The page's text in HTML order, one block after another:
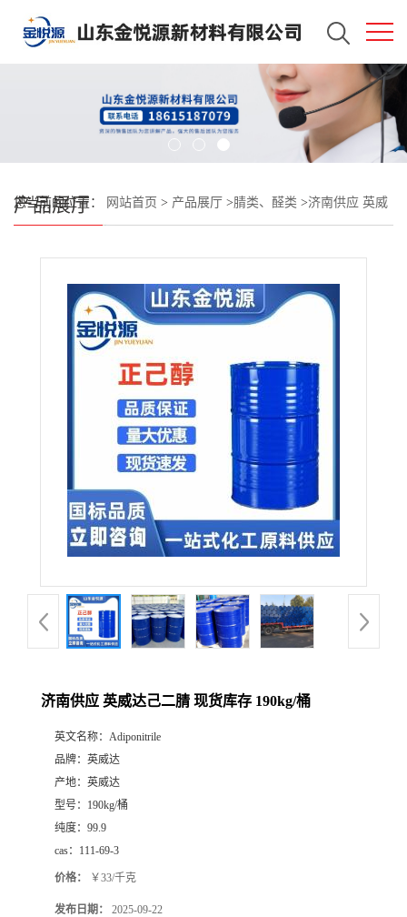
产品展厅
您当前的位置： 网站首页 > 产品展厅 >腈类、醛类 >济南供应 英威
济南供应 英威达己二腈 现货库存 190kg/桶
英文名称： Adiponitrile
品牌： 英威达
产地： 英威达
型号： 190kg/桶
纯度： 99.9
cas： 111-69-3
价格： ￥33/千克
发布日期： 2025-09-22